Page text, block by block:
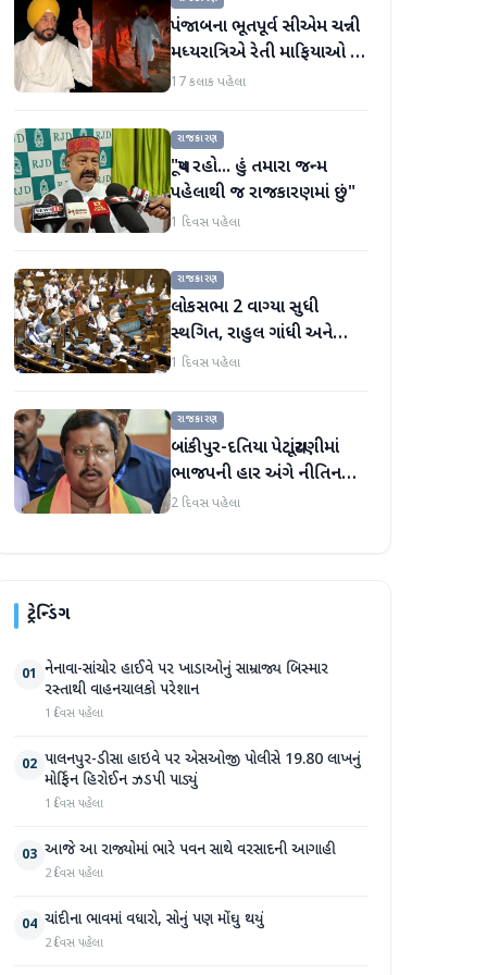
પંજાબના ભૂતપૂર્વ સીએમ ચન્ની
મધ્યરાત્રિએ રેતી માફિયાઓ પર
દરોડા પાડવા નીકળ્યા
17 કલાક પહેલા
રાજકારણ
"ચૂપ રહો... હું તમારા જન્મ
પહેલાથી જ રાજકારણમાં છું"
1 દિવસ પહેલા
રાજકારણ
લોકસભા 2 વાગ્યા સુધી
સ્થગિત, રાહુલ ગાંધી અને
કિરેન રિજિજુની મુલાકાત,
1 દિવસ પહેલા
રાજકારણ
બાંકીપુર-દતિયા પેટાચૂંટણીમાં
ભાજપની હાર અંગે નીતિન
નવીને શું કહ્યું? તેમણે
2 દિવસ પહેલા
ટ્રેન્ડિંગ
01 નેનાવા-સાંચોર હાઈવે પર ખાડાઓનું સામ્રાજ્ય બિસ્માર
રસ્તાથી વાહનચાલકો પરેશાન
1 દિવસ પહેલા
02 પાલનપુર-ડીસા હાઇવે પર એસઓજી પોલીસે 19.80 લાખનું
મોર્ફિન હિરોઈન ઝડપી પાડ્યું
1 દિવસ પહેલા
03 આજે આ રાજ્યોમાં ભારે પવન સાથે વરસાદની આગાહી
2 દિવસ પહેલા
04 ચાંદીના ભાવમાં વધારો, સોનું પણ મોંઘુ થયું
2 દિવસ પહેલા